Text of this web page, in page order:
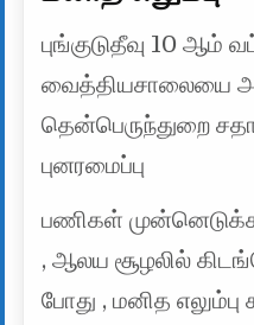
புங்குடுதீவு 10 ஆம்
வைத்தியசாலையை
தென்பெருந்துறை
புனரமைப்பு
பணிகள்
, ஆலய சூழலில்
போது , மனித